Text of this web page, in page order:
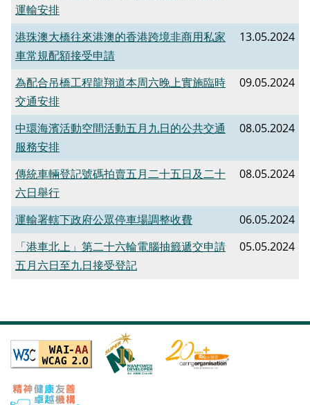
運輸安排
港珠澳大橋往來港澳的香港跨境非商用私家
車常規配額接受申請
13.05.2024
為配合吊橋工程龍翔道本周六晚上實施臨時
交通安排
09.05.2024
中環海濱活動空間活動五月九日的公共交通
服務安排
08.05.2024
傳統車輛登記號碼拍賣五月二十五日及二十
六日舉行
08.05.2024
運輸署轄下政府公眾停車場調整收費
06.05.2024
「港車北上」第二十六輪電腦抽籤遞交申請
五月六日至九日接受登記
05.05.2024